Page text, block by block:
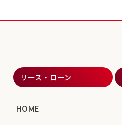
リース・ローン
HOME